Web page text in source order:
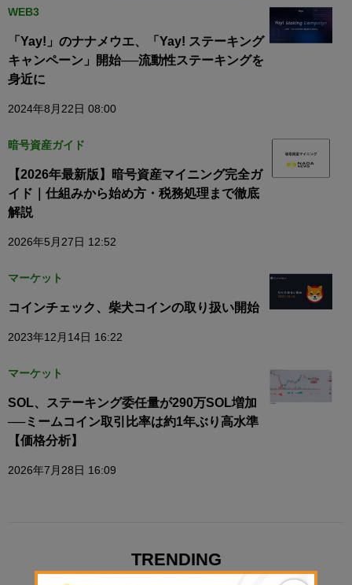
WEB3
「Yay!」のナナメウエ、「Yay! ステーキング
キャンペーン」開始──流動性ステーキングを
身近に
2024年8月22日 08:00
暗号資産ガイド
【2026年最新版】暗号資産マイニング完全ガ
イド｜仕組みから始め方・税務処理まで徹底
解説
2026年5月27日 12:52
マーケット
コインチェック、柴犬コインの取り扱い開始
2023年12月14日 16:22
マーケット
SOL、ステーキング委任量が290万SOL増加
──ミームコイン取引比率は約1年ぶり高水準
【価格分析】
2026年7月28日 16:09
TRENDING